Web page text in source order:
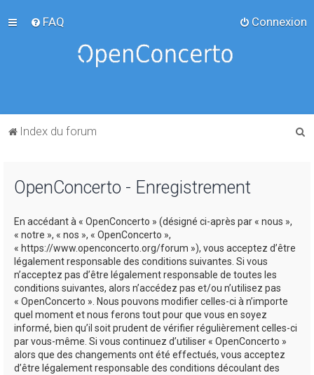
FAQ Connexion
Index du forum
OpenConcerto - Enregistrement
En accédant à « OpenConcerto » (désigné ci-après par « nous »,
« notre », « nos », « OpenConcerto »,
« https://www.openconcerto.org/forum »), vous acceptez d’être
légalement responsable des conditions suivantes. Si vous
n’acceptez pas d’être légalement responsable de toutes les
conditions suivantes, alors n’accédez pas et/ou n’utilisez pas
« OpenConcerto ». Nous pouvons modifier celles-ci à n’importe
quel moment et nous ferons tout pour que vous en soyez
informé, bien qu’il soit prudent de vérifier régulièrement celles-ci
par vous-même. Si vous continuez d’utiliser « OpenConcerto »
alors que des changements ont été effectués, vous acceptez
d’être légalement responsable des conditions découlant des